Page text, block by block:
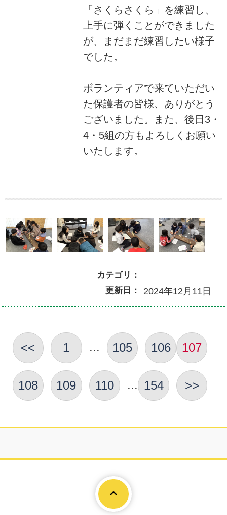
「さくらさくら」を練習し、
上手に弾くことができました
が、まだまだ練習したい様子
でした。
ボランティアで来ていただい
た保護者の皆様、ありがとう
ございました。また、後日3・
4・5組の方もよろしくお願い
いたします。
カテゴリ：
更新日：
2024年12月11日
<< 1 ... 105 106 107
108 109 110 ... 154 >>